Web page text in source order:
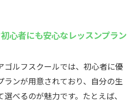
心者にも安心なレッスンプラン
ゴルフスクールでは、初心者に優
ランが用意されており、自分の生
べるのが魅力です。たとえば、